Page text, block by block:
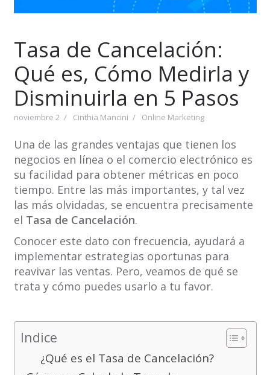
Tasa de Cancelación:
Qué es, Cómo Medirla y
Disminuirla en 5 Pasos
noviembre 2 Cinthia Mancini Online Marketing
Una de las grandes ventajas que tienen los
negocios en línea o el comercio electrónico es
su facilidad para obtener métricas en poco
tiempo. Entre las más importantes, y tal vez
las más olvidadas, se encuentra precisamente
el Tasa de Cancelación.
Conocer este dato con frecuencia, ayudará a
implementar estrategias oportunas para
reavivar las ventas. Pero, veamos de qué se
trata y cómo puedes usarlo a tu favor.
Indice
¿Qué es el Tasa de Cancelación?